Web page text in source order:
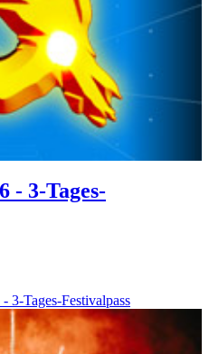
- 3-Tages-
3-Tages-Festivalpass